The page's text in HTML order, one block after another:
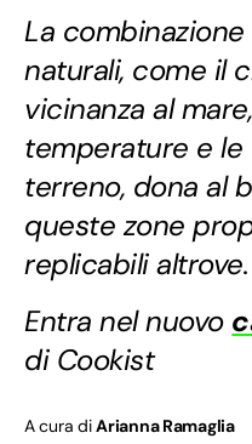
La
naturali, come il
vicinanza al
temperature e
terreno, dona al
queste zone
replicabili altrove.
Entra nel nuovo
di Cookist
A cura diArianna Ramaglia